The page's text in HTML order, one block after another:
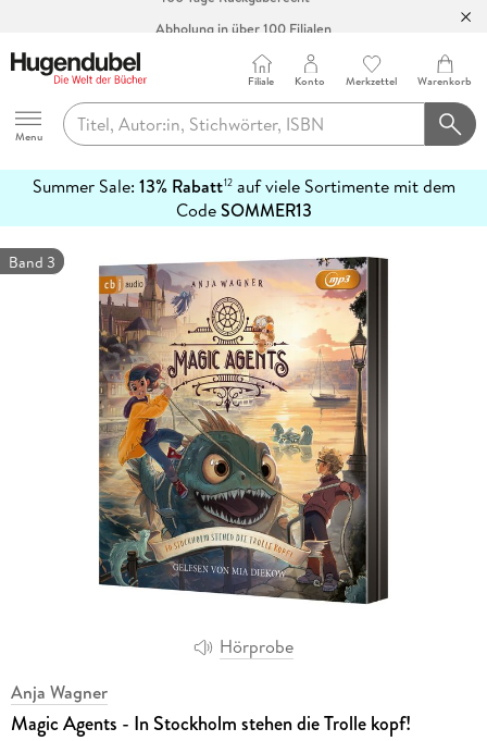
Hugendubel
Menu
Filiale Konto Merkzettel Warenkorb
Summer Sale: 13% Rabatt12auf viele Sortimente mit dem
CodeSOMMER13
erfahren
Hörprobe
Band 3
Anja Wagner
Magic Agents - In Stockholm stehen die Trolle kopf!